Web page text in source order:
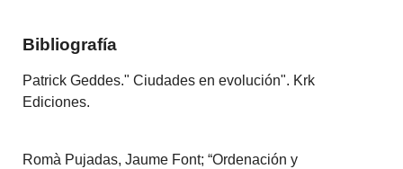
Bibliografía
Patrick Geddes." Ciudades en evolución". Krk
Ediciones.
Romà Pujadas, Jaume Font; “Ordenación y